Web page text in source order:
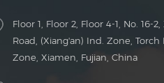
Floor 1, Floor 2, Floor 4-1, No. 16-
Road, (Xiang'an) Ind. Zone, Torch
Zone, Xiamen, Fujian, China